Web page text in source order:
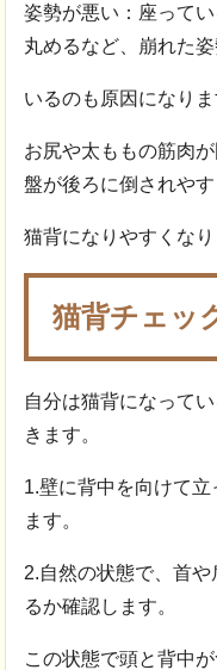
姿勢が悪い：座って
丸めるなど、崩れた
いるのも原因になりま
お尻や太ももの筋肉
盤が後ろに倒されや
猫背になりやすくなり
猫背チェッ
自分は猫背になって
きます。
1.壁に背中を向けて
ます。
2.自然の状態で、首
るか確認します。
この状態で頭と背中